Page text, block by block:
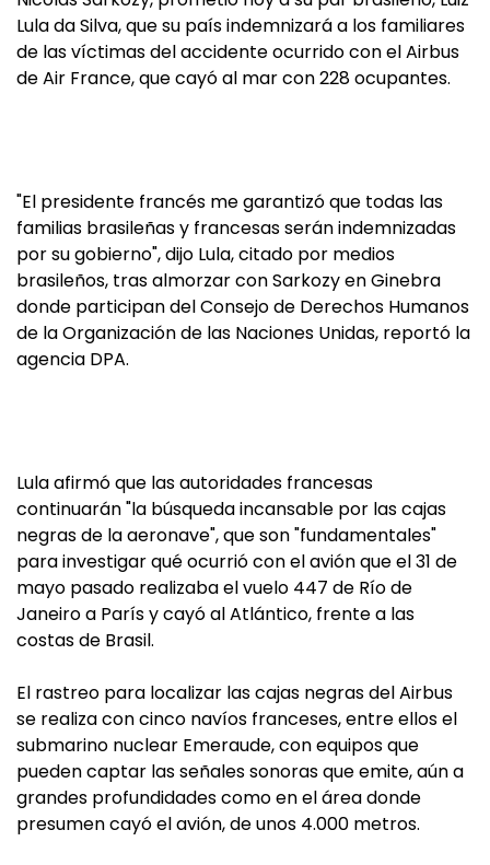
Lula da Silva, que su país indemnizará a los familiares
de las víctimas del accidente ocurrido con el Airbus
de Air France, que cayó al mar con 228 ocupantes.
"El presidente francés me garantizó que todas las
familias brasileñas y francesas serán indemnizadas
por su gobierno", dijo Lula, citado por medios
brasileños, tras almorzar con Sarkozy en Ginebra
donde participan del Consejo de Derechos Humanos
de la Organización de las Naciones Unidas, reportó la
agencia DPA.
Lula afirmó que las autoridades francesas
continuarán "la búsqueda incansable por las cajas
negras de la aeronave", que son "fundamentales"
para investigar qué ocurrió con el avión que el 31 de
mayo pasado realizaba el vuelo 447 de Río de
Janeiro a París y cayó al Atlántico, frente a las
costas de Brasil.
El rastreo para localizar las cajas negras del Airbus
se realiza con cinco navíos franceses, entre ellos el
submarino nuclear Emeraude, con equipos que
pueden captar las señales sonoras que emite, aún a
grandes profundidades como en el área donde
presumen cayó el avión, de unos 4.000 metros.